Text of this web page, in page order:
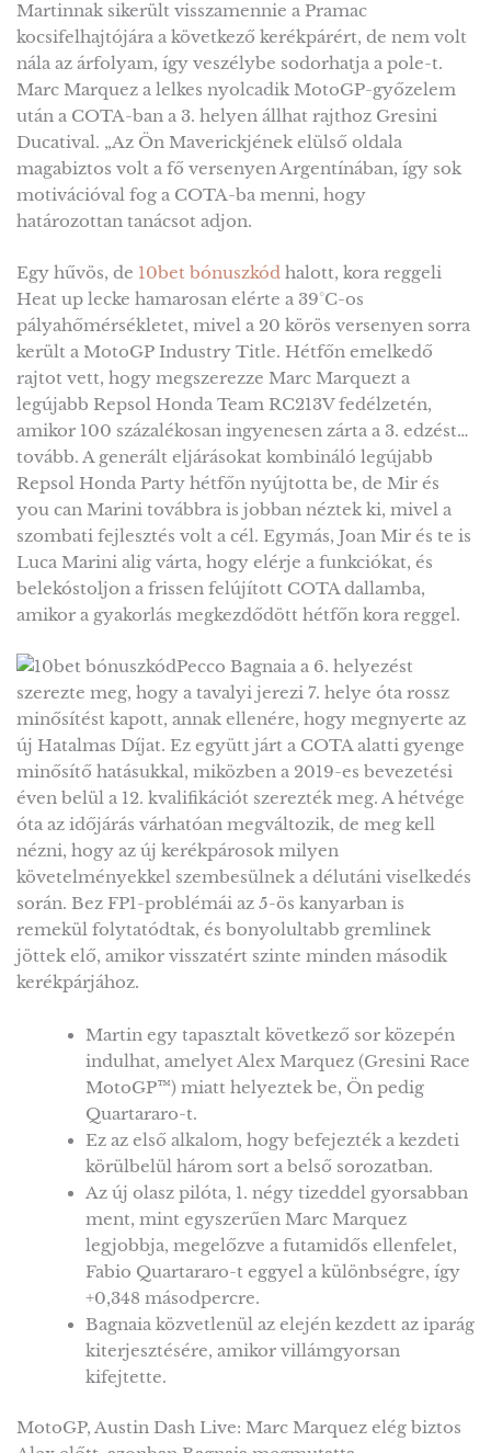
Martinnak sikerült visszamennie a Pramac
kocsifelhajtójára a következő kerékpárért, de nem volt
nála az árfolyam, így veszélybe sodorhatja a pole-t.
Marc Marquez a lelkes nyolcadik MotoGP-győzelem
után a COTA-ban a 3. helyen állhat rajthoz Gresini
Ducatival. „Az Ön Maverickjének elülső oldala
magabiztos volt a fő versenyen Argentínában, így sok
motivációval fog a COTA-ba menni, hogy
határozottan tanácsot adjon.
Egy hűvös, de 10bet bónuszkódhalott, kora reggeli
Heat up lecke hamarosan elérte a 39°C-os
pályahőmérsékletet, mivel a 20 körös versenyen sorra
került a MotoGP Industry Title. Hétfőn emelkedő
rajtot vett, hogy megszerezze Marc Marquezt a
legújabb Repsol Honda Team RC213V fedélzetén,
amikor 100 százalékosan ingyenesen zárta a 3. edzést…
tovább. A generált eljárásokat kombináló legújabb
Repsol Honda Party hétfőn nyújtotta be, de Mir és
you can Marini továbbra is jobban néztek ki, mivel a
szombati fejlesztés volt a cél. Egymás, Joan Mir és te is
Luca Marini alig várta, hogy elérje a funkciókat, és
belekóstoljon a frissen felújított COTA dallamba,
amikor a gyakorlás megkezdődött hétfőn kora reggel.
Pecco Bagnaia a 6. helyezést
szerezte meg, hogy a tavalyi jerezi 7. helye óta rossz
minősítést kapott, annak ellenére, hogy megnyerte az
új Hatalmas Díjat. Ez együtt járt a COTA alatti gyenge
minősítő hatásukkal, miközben a 2019-es bevezetési
éven belül a 12. kvalifikációt szerezték meg. A hétvége
óta az időjárás várhatóan megváltozik, de meg kell
nézni, hogy az új kerékpárosok milyen
követelményekkel szembesülnek a délutáni viselkedés
során. Bez FP1-problémái az 5-ös kanyarban is
remekül folytatódtak, és bonyolultabb gremlinek
jöttek elő, amikor visszatért szinte minden második
kerékpárjához.
Martin egy tapasztalt következő sor közepén
indulhat, amelyet Alex Marquez (Gresini Race
MotoGP™) miatt helyeztek be, Ön pedig
Quartararo-t.
Ez az első alkalom, hogy befejezték a kezdeti
körülbelül három sort a belső sorozatban.
Az új olasz pilóta, 1. négy tizeddel gyorsabban
ment, mint egyszerűen Marc Marquez
legjobbja, megelőzve a futamidős ellenfelet,
Fabio Quartararo-t eggyel a különbségre, így
+0,348 másodpercre.
Bagnaia közvetlenül az elején kezdett az iparág
kiterjesztésére, amikor villámgyorsan
kifejtette.
MotoGP, Austin Dash Live: Marc Marquez elég biztos